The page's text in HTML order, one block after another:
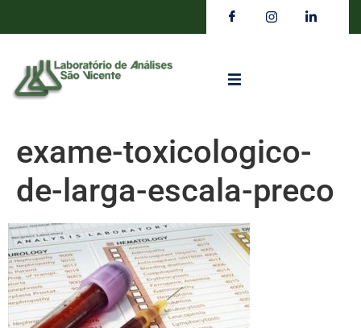
exame-toxicologico-
de-larga-escala-preco